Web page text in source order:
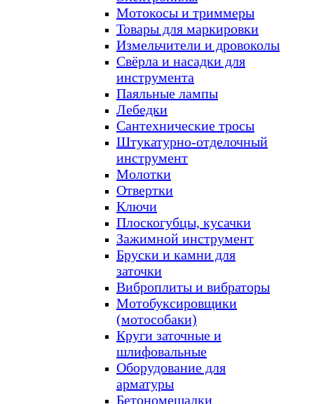
Мотокосы и триммеры
Товары для маркировки
Измельчители и дровоколы
Свёрла и насадки для
инструмента
Паяльные лампы
Лебедки
Сантехнические тросы
Штукатурно-отделочный
инструмент
Молотки
Отвертки
Ключи
Плоскогубцы, кусачки
Зажимной инструмент
Бруски и камни для
заточки
Виброплиты и вибраторы
Мотобуксировщики
(мотособаки)
Круги заточные и
шлифовальные
Оборудование для
арматуры
Бетономешалки